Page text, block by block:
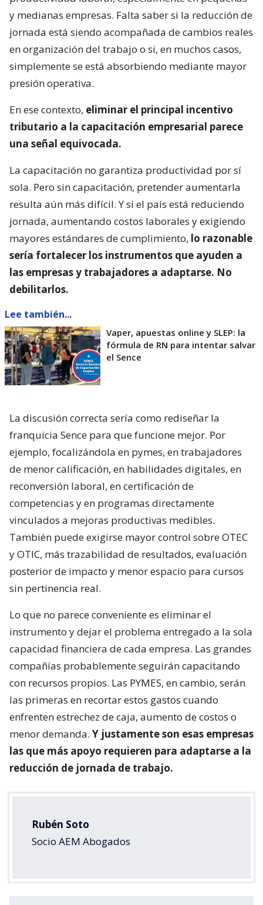
y medianas empresas. Falta saber si la reducción de
jornada está siendo acompañada de cambios reales
en organización del trabajo o si, en muchos casos,
simplemente se está absorbiendo mediante mayor
presión operativa.
En ese contexto, eliminar el principal incentivo
tributario a la capacitación empresarial parece
una señal equivocada.
La capacitación no garantiza productividad por sí
sola. Pero sin capacitación, pretender aumentarla
resulta aún más difícil. Y si el país está reduciendo
jornada, aumentando costos laborales y exigiendo
mayores estándares de cumplimiento, lo razonable
sería fortalecer los instrumentos que ayuden a
las empresas y trabajadores a adaptarse. No
debilitarlos.
Lee también...
Vaper, apuestas online y SLEP: la
fórmula de RN para intentar salvar
el Sence
La discusión correcta sería como rediseñar la
franquicia Sence para que funcione mejor. Por
ejemplo, focalizándola en pymes, en trabajadores
de menor calificación, en habilidades digitales, en
reconversión laboral, en certificación de
competencias y en programas directamente
vinculados a mejoras productivas medibles.
También puede exigirse mayor control sobre OTEC
y OTIC, más trazabilidad de resultados, evaluación
posterior de impacto y menor espacio para cursos
sin pertinencia real.
Lo que no parece conveniente es eliminar el
instrumento y dejar el problema entregado a la sola
capacidad financiera de cada empresa. Las grandes
compañías probablemente seguirán capacitando
con recursos propios. Las PYMES, en cambio, serán
las primeras en recortar estos gastos cuando
enfrenten estrechez de caja, aumento de costos o
menor demanda. Y justamente son esas empresas
las que más apoyo requieren para adaptarse a la
reducción de jornada de trabajo.
Rubén Soto
Socio AEM Abogados